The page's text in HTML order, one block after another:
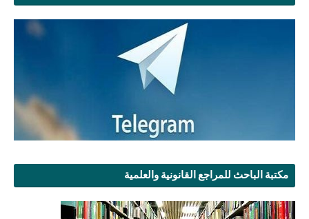
مكتبة الباحث للمراجع القانونية والعلمية